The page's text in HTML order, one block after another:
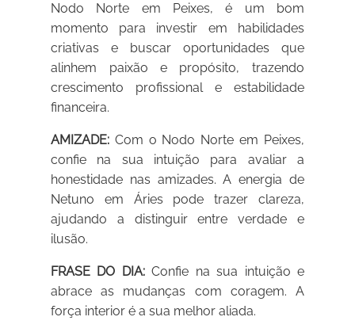
Nodo Norte em Peixes, é um bom
momento para investir em habilidades
criativas e buscar oportunidades que
alinhem paixão e propósito, trazendo
crescimento profissional e estabilidade
financeira.
AMIZADE: Com o Nodo Norte em Peixes,
confie na sua intuição para avaliar a
honestidade nas amizades. A energia de
Netuno em Áries pode trazer clareza,
ajudando a distinguir entre verdade e
ilusão.
FRASE DO DIA:Confie na sua intuição e
abrace as mudanças com coragem. A
força interior é a sua melhor aliada.